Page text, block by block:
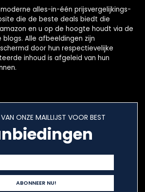
alles-in-één prijsvergelijkings-
die de beste deals biedt die
en u op de hoogte houdt via de
Alle afbeeldingen zijn
door hun respectievelijke
inhoud is afgeleid van hun
ONZE MAILLIJST VOOR BEST